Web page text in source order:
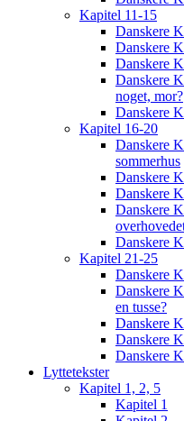
Kapitel 11-15
Danskere
Danskere
Danskere
Danskere
noget, mor?
Danskere
Kapitel 16-20
Danskere
sommerhus
Danskere
Danskere
Danskere
Danskere
Kapitel 21-25
Danskere
Danskere
en tusse?
Danskere
Danskere
Danskere
Lyttetekster
Kapitel 1, 2, 5
Kapitel 1